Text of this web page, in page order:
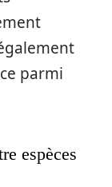
parmi
espèces